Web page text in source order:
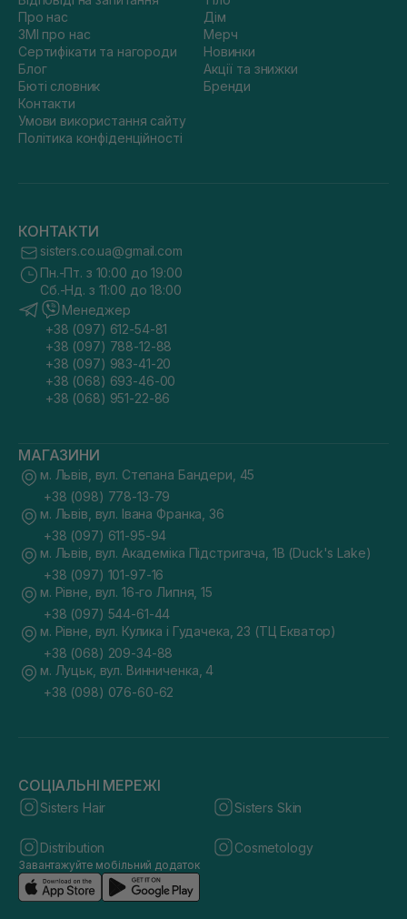
Про нас
ЗМІ про нас
Сертифікати та нагороди
Блог
Бюті словник
Контакти
Умови використання сайту
Політика конфіденційності
Дім
Мерч
Новинки
Акції та знижки
Бренди
КОНТАКТИ
sisters.co.ua@gmail.com
Пн.-Пт. з 10:00 до 19:00
Сб.-Нд. з 11:00 до 18:00
Менеджер
+38 (097) 612-54-81
+38 (097) 788-12-88
+38 (097) 983-41-20
+38 (068) 693-46-00
+38 (068) 951-22-86
МАГАЗИНИ
м. Львів, вул. Степана Бандери, 45
+38 (098) 778-13-79
м. Львів, вул. Івана Франка, 36
+38 (097) 611-95-94
м. Львів, вул. Академіка Підстригача, 1В (Duck's Lake)
+38 (097) 101-97-16
м. Рівне, вул. 16-го Липня, 15
+38 (097) 544-61-44
м. Рівне, вул. Кулика і Гудачека, 23 (ТЦ Екватор)
+38 (068) 209-34-88
м. Луцьк, вул. Винниченка, 4
+38 (098) 076-60-62
СОЦІАЛЬНІ МЕРЕЖІ
Sisters Hair Sisters Skin
Distribution Cosmetology
Завантажуйте мобільний додаток